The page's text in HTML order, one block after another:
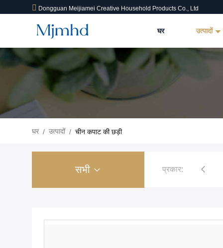
Dongguan Meijiamei Creative Household Products Co., Ltd
घर उत्पादों
घर / उत्पादों / चीन कपाट की छड़ी
सभी प्रकार: